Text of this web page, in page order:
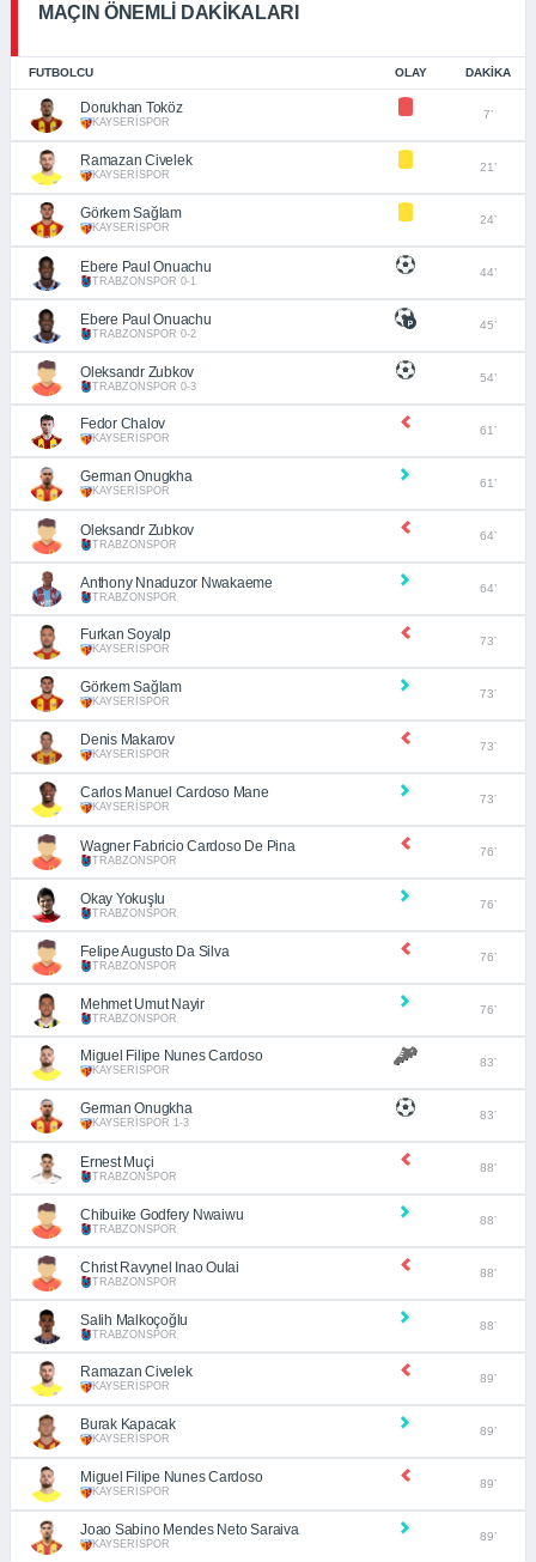
MAÇIN ÖNEMLİ DAKİKALARI
FUTBOLCU OLAY DAKIKA
Dorukhan Toköz
KAYSERİSPOR
7’
Ramazan Civelek
KAYSERİSPOR
21’
Görkem Sağlam
KAYSERİSPOR
24’
Ebere Paul Onuachu
TRABZONSPOR 0-1
44’
Ebere Paul Onuachu
TRABZONSPOR 0-2
45’
Oleksandr Zubkov
TRABZONSPOR 0-3
54’
Fedor Chalov
KAYSERİSPOR
61’
German Onugkha
KAYSERİSPOR
61’
Oleksandr Zubkov
TRABZONSPOR
64’
Anthony Nnaduzor Nwakaeme
TRABZONSPOR
64’
Furkan Soyalp
KAYSERİSPOR
73’
Görkem Sağlam
KAYSERİSPOR
73’
Denis Makarov
KAYSERİSPOR
73’
Carlos Manuel Cardoso Mane
KAYSERİSPOR
73’
Wagner Fabricio Cardoso De Pina
TRABZONSPOR
76’
Okay Yokuşlu
TRABZONSPOR
76’
Felipe Augusto Da Silva
TRABZONSPOR
76’
Mehmet Umut Nayir
TRABZONSPOR
76’
Miguel Filipe Nunes Cardoso
KAYSERİSPOR
83’
German Onugkha
KAYSERİSPOR 1-3
83’
Ernest Muçi
TRABZONSPOR
88’
Chibuike Godfery Nwaiwu
TRABZONSPOR
88’
Christ Ravynel Inao Oulai
TRABZONSPOR
88’
Salih Malkoçoğlu
TRABZONSPOR
88’
Ramazan Civelek
KAYSERİSPOR
89’
Burak Kapacak
KAYSERİSPOR
89’
Miguel Filipe Nunes Cardoso
KAYSERİSPOR
89’
Joao Sabino Mendes Neto Saraiva
KAYSERİSPOR
89’